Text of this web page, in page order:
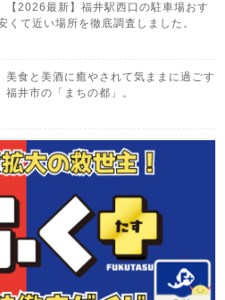
【2026最新】福井駅西口の駐車場おす
くて近い場所を徹底調査しました。
美食と美酒に癒やされて気ままに過ごす
福井市の「まちの都」。